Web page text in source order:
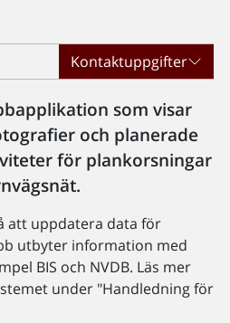
Kontaktuppgifter
som visar
och planerade
för plankorsningar
att uppdatera data för
utbyter information med
BIS och NVDB. Läs mer
under "Handledning för